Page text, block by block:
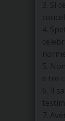
3. Si
4.
5.
e tre
6. Il
7.